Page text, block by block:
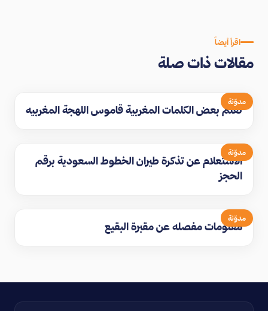
اقرأ أيضاً
مقالات ذات صلة
مدوّنة
تعلم بعض الكلمات المغربية قاموس اللهجة المغربيه
مدوّنة
الاستعلام عن تذكرة طيران الخطوط السعودية برقم
الحجز
مدوّنة
معلومات مفصله عن مقبرة البقيع